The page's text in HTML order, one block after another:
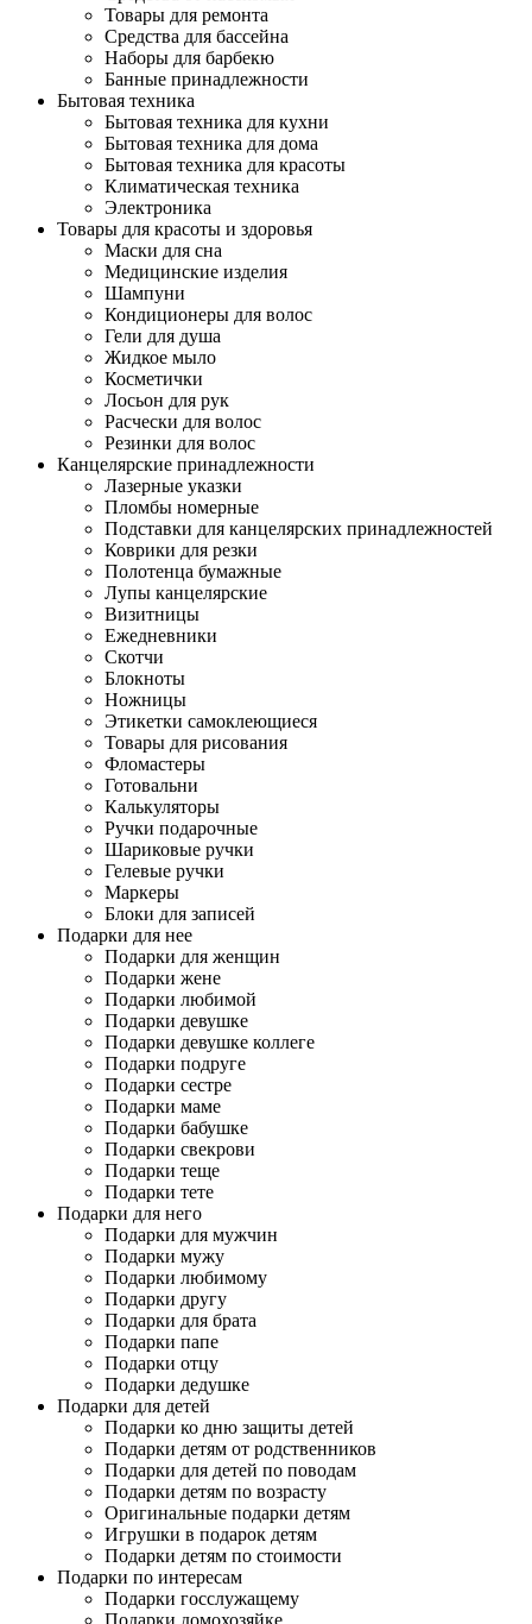
Товары для ремонта
Средства для бассейна
Наборы для барбекю
Банные принадлежности
Бытовая техника
Бытовая техника для кухни
Бытовая техника для дома
Бытовая техника для красоты
Климатическая техника
Электроника
Товары для красоты и здоровья
Маски для сна
Медицинские изделия
Шампуни
Кондиционеры для волос
Гели для душа
Жидкое мыло
Косметички
Лосьон для рук
Расчески для волос
Резинки для волос
Канцелярские принадлежности
Лазерные указки
Пломбы номерные
Подставки для канцелярских принадлежностей
Коврики для резки
Полотенца бумажные
Лупы канцелярские
Визитницы
Ежедневники
Скотчи
Блокноты
Ножницы
Этикетки самоклеющиеся
Товары для рисования
Фломастеры
Готовальни
Калькуляторы
Ручки подарочные
Шариковые ручки
Гелевые ручки
Маркеры
Блоки для записей
Подарки для нее
Подарки для женщин
Подарки жене
Подарки любимой
Подарки девушке
Подарки девушке коллеге
Подарки подруге
Подарки сестре
Подарки маме
Подарки бабушке
Подарки свекрови
Подарки теще
Подарки тете
Подарки для него
Подарки для мужчин
Подарки мужу
Подарки любимому
Подарки другу
Подарки для брата
Подарки папе
Подарки отцу
Подарки дедушке
Подарки для детей
Подарки ко дню защиты детей
Подарки детям от родственников
Подарки для детей по поводам
Подарки детям по возрасту
Оригинальные подарки детям
Игрушки в подарок детям
Подарки детям по стоимости
Подарки по интересам
Подарки госслужащему
Подарки домохозяйке